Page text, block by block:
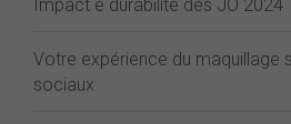
Impact e durabilité des JO 2024
Votre expérience du maquillage
sociaux